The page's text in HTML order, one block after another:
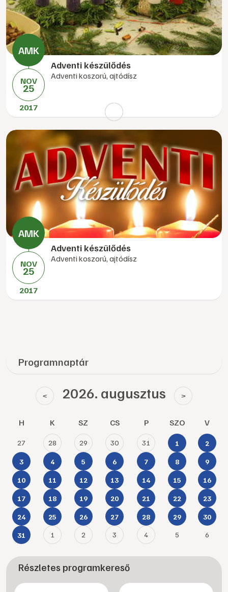
NOV
25
2017
Adventi készülődés
Adventi koszorú, ajtódísz
NOV
25
2017
Adventi készülődés
Adventi koszorú, ajtódísz
Programnaptár
< 2026. augusztus >
H K SZ CS P SZO V
27 28 29 30 31 1 2
3 4 5 6 7 8 9
10 11 12 13 14 15 16
17 18 19 20 21 22 23
24 25 26 27 28 29 30
31 1 2 3 4 5 6
Részletes programkereső